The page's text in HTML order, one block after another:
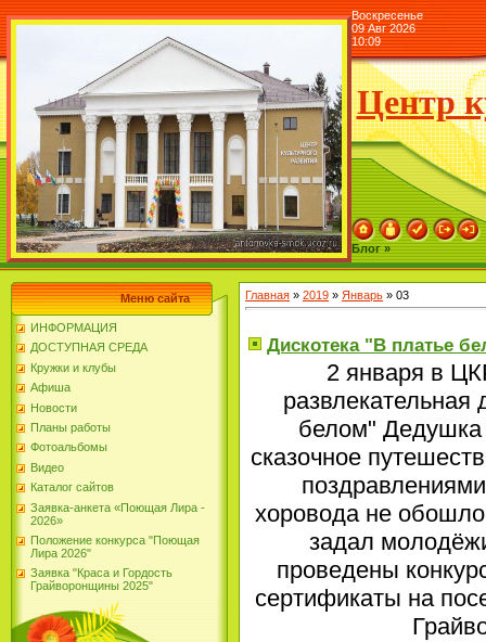
Воскресенье
09 Авг 2026
10:09
Центр
Блог »
Меню сайта
ИНФОРМАЦИЯ
ДОСТУПНАЯ СРЕДА
Кружки и клубы
Афиша
Новости
Планы работы
Фотоальбомы
Видео
Каталог сайтов
Заявка-анкета «Поющая Лира -
2026»
Положение конкурса "Поющая
Лира 2026"
Заявка "Краса и Гордость
Грайворонщины 2025"
Главная » 2019 » Январь » 03
Дискотека "В платье
2 января в
развлекательная
белом" Дедушка
сказочное
хоровода не
задал
проведены
сертификаты на